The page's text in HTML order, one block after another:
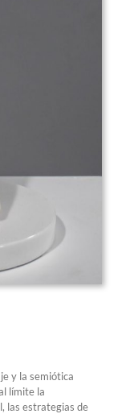
y la semiótica
límite la
las estrategias de